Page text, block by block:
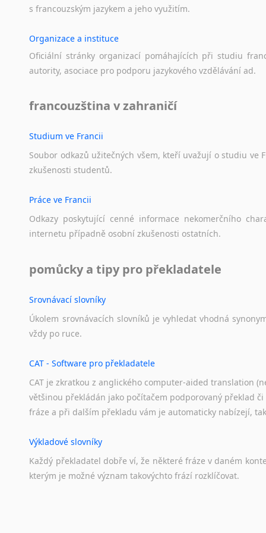
Novořečtina
Pandžábština
Paštunština
Portugalština
Romština
Rumunština
Sanskrt
Slovinština
Somálština
Sóština
Staroslověnština
Svahilština
Švédština
Tahitština
Thajština
Tibetština
Tigriňňa
Turečtina
Ujgurština
Urdština
Uzbečtina
s francouzským jazykem a jeho využitím.
Organizace a instituce
Oficiální stránky organizací pomáhajících při studiu
autority, asociace pro podporu jazykového vzdělávání ad.
francouzština v zahraničí
Studium ve Francii
Soubor odkazů užitečných všem, kteří uvažují o studiu ve
zkušenosti studentů.
Práce ve Francii
Odkazy poskytující cenné informace nekomerčního
internetu případně osobní zkušenosti ostatních.
pomůcky a tipy pro překladatele
Srovnávací slovníky
Úkolem srovnávacích slovníků je vyhledat vhodná
vždy po ruce.
CAT - Software pro překladatele
CAT je zkratkou z anglického computer-aided translation
většinou překládán jako počítačem podporovaný překlad
fráze a při dalším překladu vám je automaticky nabízejí,
Výkladové slovníky
Každý překladatel dobře ví, že některé fráze v daném
kterým je možné význam takovýchto frází rozklíčovat.